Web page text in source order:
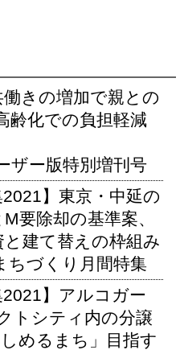
働きの増加で親との
齢化での負担軽減
ザー版特別増刊号
】東京・中延の
要除却の基準案、
建て替えの枠組み
ちづくり月間特集
2021】アルコガー
トシティ内の分譲
めるまち」目指す